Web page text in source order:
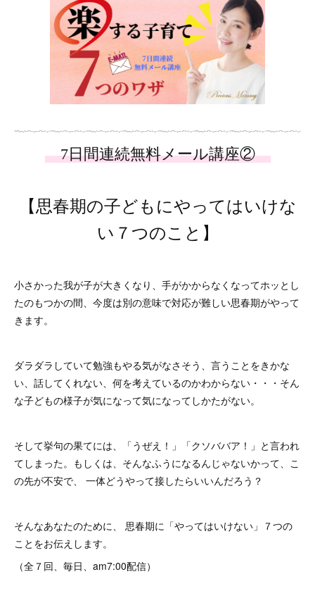
【思春期の子どもにやってはいけな
い７つのこと】
小さかった我が子が大きくなり、手がかからなくなってホッとし
たのもつかの間、今度は別の意味で対応が難しい思春期がやって
きます。
ダラダラしていて勉強もやる気がなさそう、言うことをきかな
い、話してくれない、何を考えているのかわからない・・・そん
な子どもの様子が気になって気になってしかたがない。
そして挙句の果てには、「うぜえ！」「クソババア！」と言われ
てしまった。もしくは、そんなふうになるんじゃないかって、こ
の先が不安で、 一体どうやって接したらいいんだろう？
そんなあなたのために、 思春期に「やってはいけない」７つの
ことをお伝えします。
（全７回、毎日、am7:00配信）